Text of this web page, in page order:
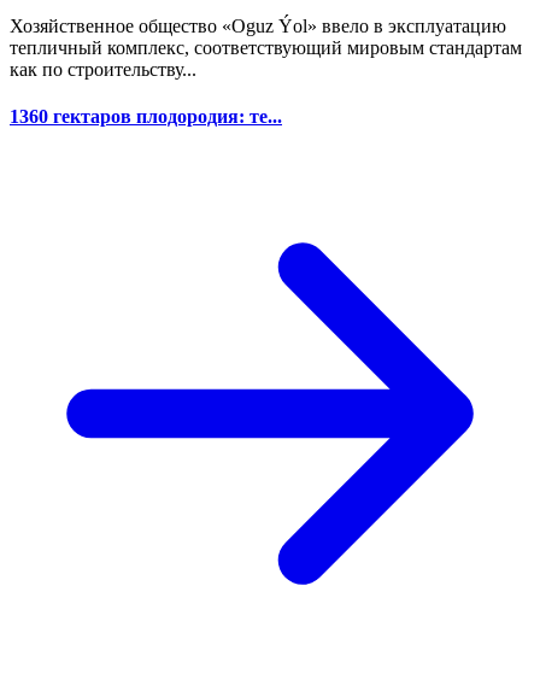
Хозяйственное общество «Oguz Ýol» ввело в эксплуатацию
тепличный комплекс, соответствующий мировым стандартам
как по строительству...
1360 гектаров плодородия: те...